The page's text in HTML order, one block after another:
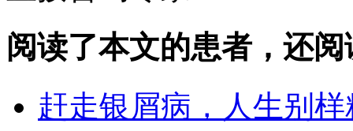
阅读了本文的患者，还
赶走银屑病，人生别